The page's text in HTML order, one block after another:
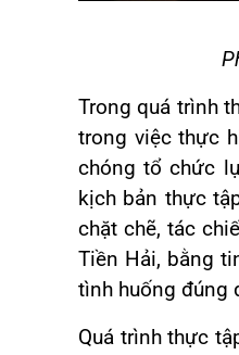
Trong quá trình
trong việc thực
chóng tổ chức
kịch bản thực
chặt chẽ, tác
Tiền Hải, bằng
tình huống đúng
Quá trình thực